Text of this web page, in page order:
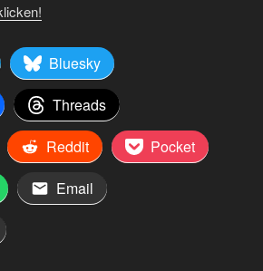
Bluesky
Threads
Reddit
Pocket
Email